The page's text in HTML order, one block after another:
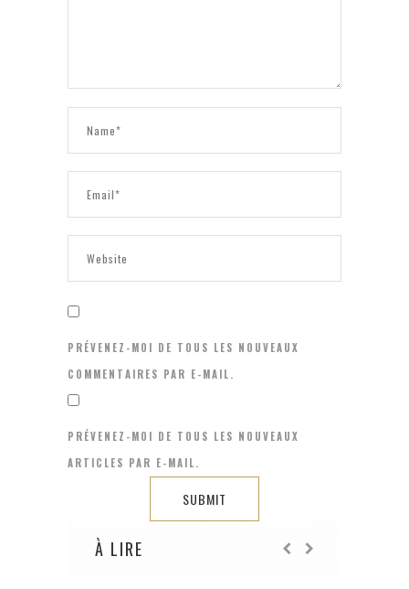
PRÉVENEZ-MOI DE TOUS LES NOUVEAUX
COMMENTAIRES PAR E-MAIL.
PRÉVENEZ-MOI DE TOUS LES NOUVEAUX
ARTICLES PAR E-MAIL.
À LIRE